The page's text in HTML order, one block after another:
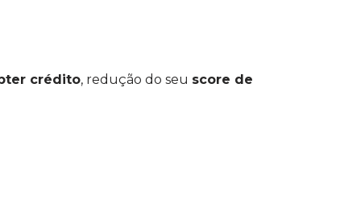
crédito, redução do seu score de